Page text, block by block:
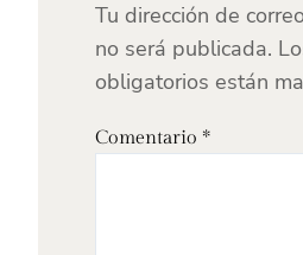
Tu dirección de
no será publicada.
obligatorios están
Comentario *